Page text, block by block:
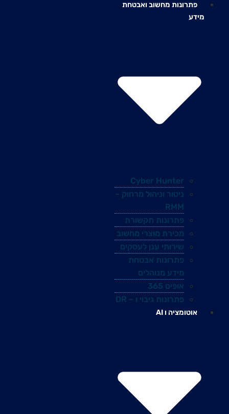
פתרונות מחשוב ואבטחת
מידע
Cyber Hunter
ניטור וניהול מרחוק –
RMM
פתרונות תקשורת
מכירת מוצרי מחשוב
שירותי ענן לעסקים
פתרונות אבטחת
מידע מנוהלים
אופיס 365
פתרונות גיבוי ו – DR
אוטומציה ו AI